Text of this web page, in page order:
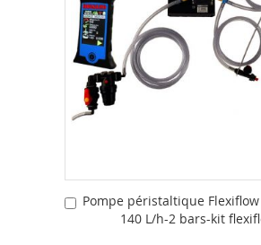
Pompe péristaltique
140 L/h-2 bars-kit
Ajouter